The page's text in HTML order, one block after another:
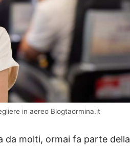
in aereo Blogtaormina.it
da molti, ormai fa parte della